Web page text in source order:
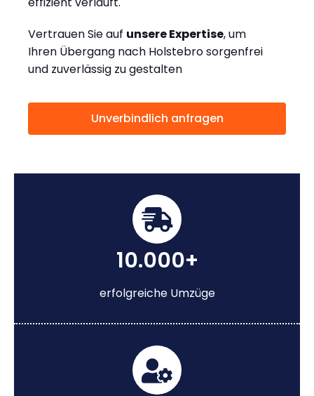
Vertrauen Sie auf unsere Expertise, um
Ihren Übergang nach Holstebro sorgenfrei
und zuverlässig zu gestalten
Unverbindlich anfragen
10.000+
erfolgreiche Umzüge